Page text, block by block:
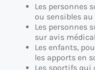
Les personnes
ou sensibles au
Les personnes
sur avis médical
Les enfants,
les apports en
Les sportifs qui